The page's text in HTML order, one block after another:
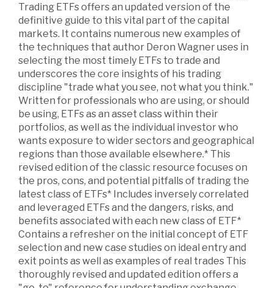
Trading ETFs offers an updated version of the
definitive guide to this vital part of the capital
markets. It contains numerous new examples of
the techniques that author Deron Wagner uses in
selecting the most timely ETFs to trade and
underscores the core insights of his trading
discipline "trade what you see, not what you think."
Written for professionals who are using, or should
be using, ETFs as an asset class within their
portfolios, as well as the individual investor who
wants exposure to wider sectors and geographical
regions than those available elsewhere.* This
revised edition of the classic resource focuses on
the pros, cons, and potential pitfalls of trading the
latest class of ETFs* Includes inversely correlated
and leveraged ETFs and the dangers, risks, and
benefits associated with each new class of ETF*
Contains a refresher on the initial concept of ETF
selection and new case studies on ideal entry and
exit points as well as examples of real trades This
thoroughly revised and updated edition offers a